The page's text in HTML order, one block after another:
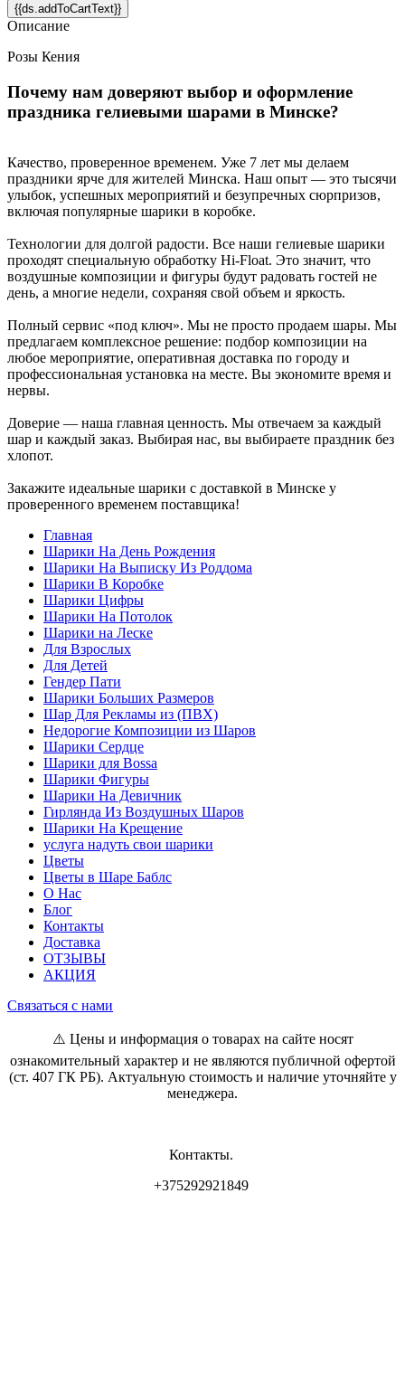
{{ds.addToCartText}}
Описание
Розы Кения
Почему нам доверяют выбор и оформление
праздника гелиевыми шарами в Минске?
Качество, проверенное временем. Уже 7 лет мы делаем
праздники ярче для жителей Минска. Наш опыт — это тысячи
улыбок, успешных мероприятий и безупречных сюрпризов,
включая популярные шарики в коробке.
Технологии для долгой радости. Все наши гелиевые шарики
проходят специальную обработку Hi-Float. Это значит, что
воздушные композиции и фигуры будут радовать гостей не
день, а многие недели, сохраняя свой объем и яркость.
Полный сервис «под ключ». Мы не просто продаем шары. Мы
предлагаем комплексное решение: подбор композиции на
любое мероприятие, оперативная доставка по городу и
профессиональная установка на месте. Вы экономите время и
нервы.
Доверие — наша главная ценность. Мы отвечаем за каждый
шар и каждый заказ. Выбирая нас, вы выбираете праздник без
хлопот.
Закажите идеальные шарики с доставкой в Минске у
проверенного временем поставщика!
Главная
Шарики На День Рождения
Шарики На Выписку Из Роддома
Шарики В Коробке
Шарики Цифры
Шарики На Потолок
Шарики на Леске
Для Взрослых
Для Детей
Гендер Пати
Шарики Больших Размеров
Шар Для Рекламы из (ПВХ)
Недорогие Композиции из Шаров
Шарики Сердце
Шарики для Воssa
Шарики Фигуры
Шарики На Девичник
Гирлянда Из Воздушных Шаров
Шарики На Крещение
услуга надуть свои шарики
Цветы
Цветы в Шаре Баблс
О Нас
Блог
Контакты
Доставка
ОТЗЫВЫ
АКЦИЯ
Связаться с нами
⚠️ Цены и информация о товарах на сайте носят
ознакомительный характер и не являются публичной офертой
(ст. 407 ГК РБ). Актуальную стоимость и наличие уточняйте у
менеджера.
Контакты.
+375292921849